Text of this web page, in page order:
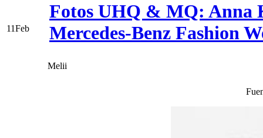
11Feb
Fotos UHQ & MQ: Anna
Mercedes-Benz Fashion
Melii